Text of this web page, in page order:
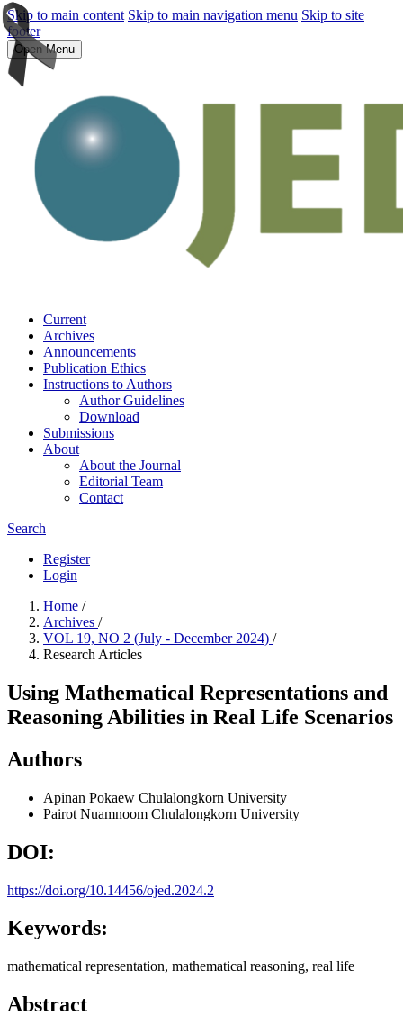
Skip to main content Skip to main navigation menu Skip to site
footer
Open Menu
Current
Archives
Announcements
Publication Ethics
Instructions to Authors
Author Guidelines
Download
Submissions
About
About the Journal
Editorial Team
Contact
Search
Register
Login
Home /
Archives /
VOL 19, NO 2 (July - December 2024) /
Research Articles
Using Mathematical Representations and
Reasoning Abilities in Real Life Scenarios
Authors
Apinan Pokaew Chulalongkorn University
Pairot Nuamnoom Chulalongkorn University
DOI:
https://doi.org/10.14456/ojed.2024.2
Keywords:
mathematical representation, mathematical reasoning, real life
Abstract